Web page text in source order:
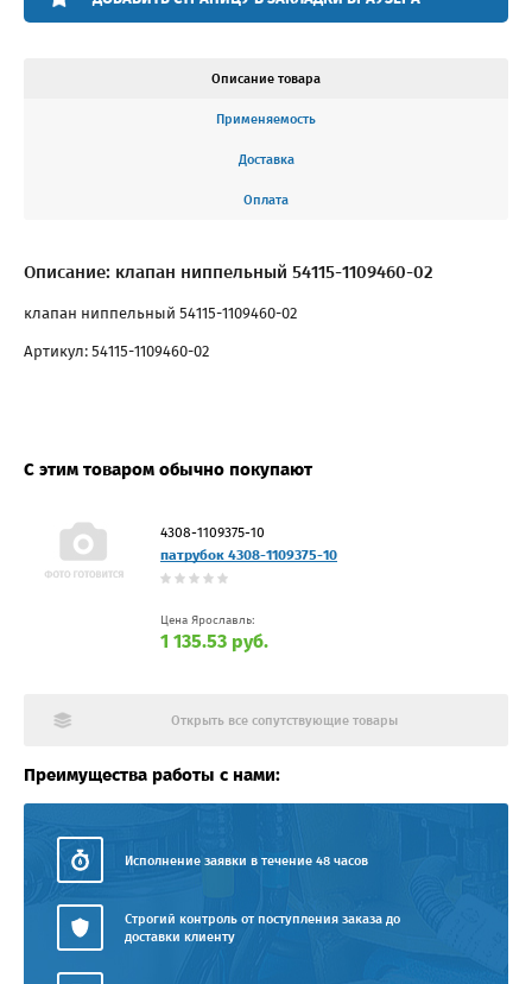
Описание товара
Применяемость
Доставка
Оплата
Описание: клапан ниппельный 54115-1109460-02
клапан ниппельный 54115-1109460-02
Артикул: 54115-1109460-02
С этим товаром обычно покупают
4308-1109375-10
патрубок 4308-1109375-10
Цена Ярославль:
1 135.53 руб.
Открыть все сопутствующие товары
Преимущества работы с нами:
Исполнение заявки в течение 48 часов
Строгий контроль от поступления заказа до
доставки клиенту